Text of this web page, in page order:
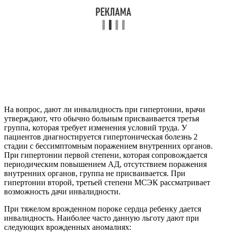
На вопрос, дают ли инвалидность при гипертонии, врачи
утверждают, что обычно больным присваивается третья
группа, которая требует изменения условий труда. У
пациентов диагностируется гипертоническая болезнь 2
стадии с бессимптомным поражением внутренних органов.
При гипертонии первой степени, которая сопровождается
периодическим повышением АД, отсутствием поражения
внутренних органов, группа не присваивается. При
гипертонии второй, третьей степени МСЭК рассматривает
возможность дачи инвалидности.
При тяжелом врожденном пороке сердца ребенку дается
инвалидность. Наиболее часто данную льготу дают при
следующих врожденных аномалиях: